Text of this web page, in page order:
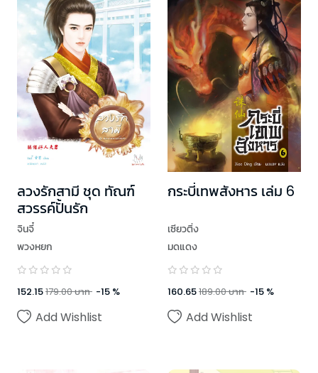
ลวงรักสามี ชุด ทัณฑ์
สวรรค์ปั้นรัก
จินจี๋
พวงหยก
152.15179.00บาท -15 %
Add Wishlist
กระบี่เทพสังหาร เล่ม 6
เซียวติ่ง
มดแดง
160.65189.00บาท -15 %
Add Wishlist